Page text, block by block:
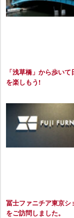
「浅草橋」から歩いて
を楽しもう!
冨士ファニチア東京シ
をご訪問しました。